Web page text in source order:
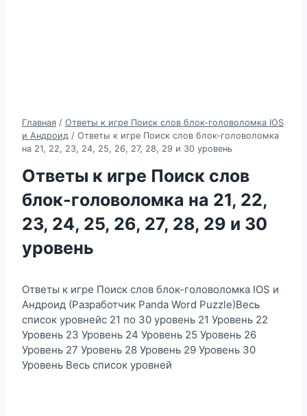
Главная / Ответы к игре Поиск слов блок-головоломка IOS
и Андроид / Ответы к игре Поиск слов блок-головоломка
на 21, 22, 23, 24, 25, 26, 27, 28, 29 и 30 уровень
Ответы к игре Поиск слов
блок-головоломка на 21, 22,
23, 24, 25, 26, 27, 28, 29 и 30
уровень
Ответы к игре Поиск слов блок-головоломка IOS и
Андроид (Разработчик Panda Word Puzzle)Весь
список уровнейс 21 по 30 уровень 21 Уровень 22
Уровень 23 Уровень 24 Уровень 25 Уровень 26
Уровень 27 Уровень 28 Уровень 29 Уровень 30
Уровень Весь список уровней